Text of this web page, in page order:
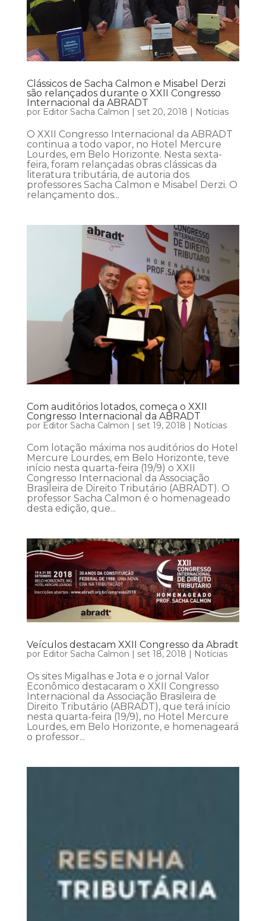
Clássicos de Sacha Calmon e Misabel Derzi
são relançados durante o XXII Congresso
Internacional da ABRADT
por Editor Sacha Calmon | set 20, 2018 | Notícias
O XXII Congresso Internacional da ABRADT
continua a todo vapor, no Hotel Mercure
Lourdes, em Belo Horizonte. Nesta sexta-
feira, foram relançadas obras clássicas da
literatura tributária, de autoria dos
professores Sacha Calmon e Misabel Derzi. O
relançamento dos...
Com auditórios lotados, começa o XXII
Congresso Internacional da ABRADT
por Editor Sacha Calmon set 19, 2018 Notícias
Com lotação máxima nos auditórios do Hotel
Mercure Lourdes, em Belo Horizonte, teve
início nesta quarta-feira (19/9) o XXII
Congresso Internacional da Associação
Brasileira de Direito Tributário (ABRADT). O
professor Sacha Calmon é o homenageado
desta edição, que...
Veículos destacam XXII Congresso da Abradt
por Editor Sacha Calmon | set 18, 2018 | Notícias
Os sites Migalhas e Jota e o jornal Valor
Econômico destacaram o XXII Congresso
Internacional da Associação Brasileira de
Direito Tributário (ABRADT), que terá início
nesta quarta-feira (19/9), no Hotel Mercure
Lourdes, em Belo Horizonte, e homenageará
o professor...